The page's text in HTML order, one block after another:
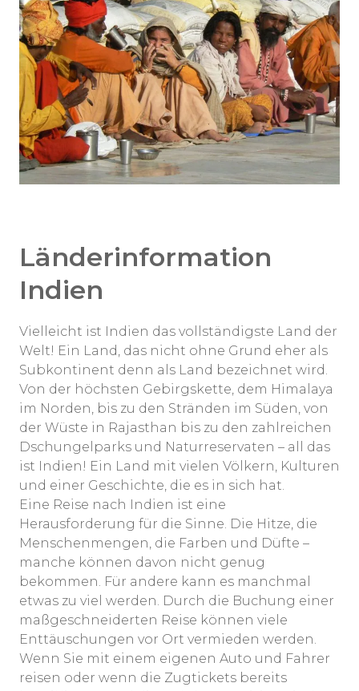
Länderinformation
Indien
Vielleicht ist Indien das vollständigste Land der
Welt! Ein Land, das nicht ohne Grund eher als
Subkontinent denn als Land bezeichnet wird.
Von der höchsten Gebirgskette, dem Himalaya
im Norden, bis zu den Stränden im Süden, von
der Wüste in Rajasthan bis zu den zahlreichen
Dschungelparks und Naturreservaten – all das
ist Indien! Ein Land mit vielen Völkern, Kulturen
und einer Geschichte, die es in sich hat.
Eine Reise nach Indien ist eine
Herausforderung für die Sinne. Die Hitze, die
Menschenmengen, die Farben und Düfte –
manche können davon nicht genug
bekommen. Für andere kann es manchmal
etwas zu viel werden. Durch die Buchung einer
maßgeschneiderten Reise können viele
Enttäuschungen vor Ort vermieden werden.
Wenn Sie mit einem eigenen Auto und Fahrer
reisen oder wenn die Zugtickets bereits